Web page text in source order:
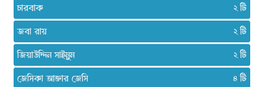
চারবাক
২
জবা রায়
২
জিয়াউদ্দিন সাইমুম
২
জেসিকা আক্তার জেসি
৪